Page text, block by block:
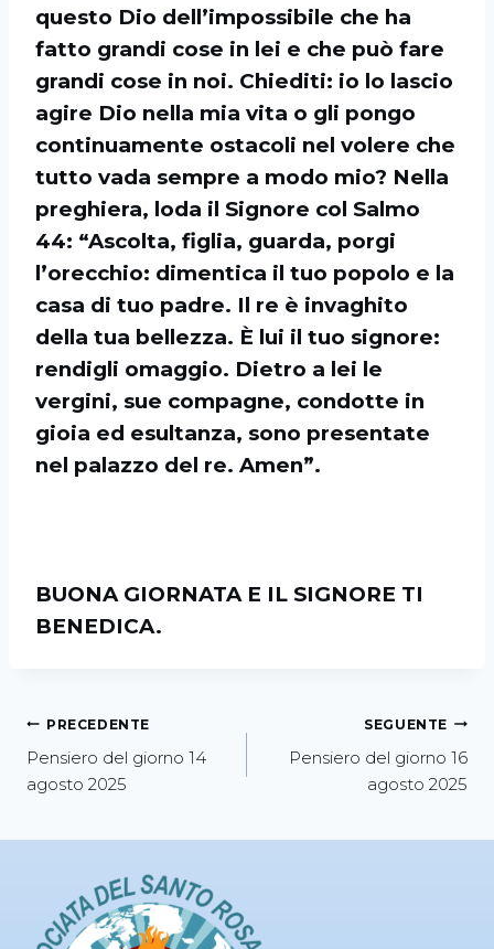
questo Dio dell’impossibile che ha
fatto grandi cose in lei e che può fare
grandi cose in noi. Chiediti: io lo lascio
agire Dio nella mia vita o gli pongo
continuamente ostacoli nel volere che
tutto vada sempre a modo mio? Nella
preghiera, loda il Signore col Salmo
44: “Ascolta, figlia, guarda, porgi
l’orecchio: dimentica il tuo popolo e la
casa di tuo padre. Il re è invaghito
della tua bellezza. È lui il tuo signore:
rendigli omaggio. Dietro a lei le
vergini, sue compagne, condotte in
gioia ed esultanza, sono presentate
nel palazzo del re. Amen”.
BUONA GIORNATA E IL SIGNORE TI
BENEDICA.
PRECEDENTE
Pensiero del giorno 14
agosto 2025
SEGUENTE
Pensiero del giorno 16
agosto 2025